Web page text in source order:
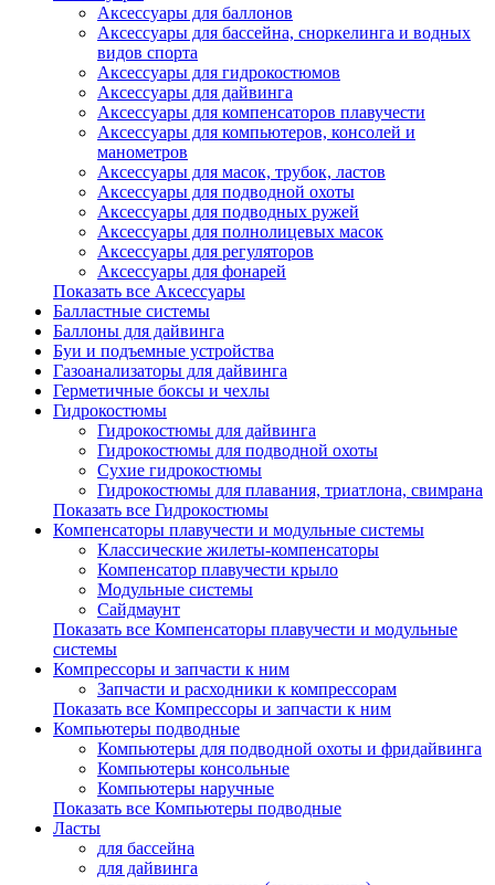
Аксессуары для баллонов
Аксессуары для бассейна, сноркелинга и водных
видов спорта
Аксессуары для гидрокостюмов
Аксессуары для дайвинга
Аксессуары для компенсаторов плавучести
Аксессуары для компьютеров, консолей и
манометров
Аксессуары для масок, трубок, ластов
Аксессуары для подводной охоты
Аксессуары для подводных ружей
Аксессуары для полнолицевых масок
Аксессуары для регуляторов
Аксессуары для фонарей
Показать все Аксессуары
Балластные системы
Баллоны для дайвинга
Буи и подъемные устройства
Газоанализаторы для дайвинга
Герметичные боксы и чехлы
Гидрокостюмы
Гидрокостюмы для дайвинга
Гидрокостюмы для подводной охоты
Сухие гидрокостюмы
Гидрокостюмы для плавания, триатлона, свимрана
Показать все Гидрокостюмы
Компенсаторы плавучести и модульные системы
Классические жилеты-компенсаторы
Компенсатор плавучести крыло
Модульные системы
Сайдмаунт
Показать все Компенсаторы плавучести и модульные
системы
Компрессоры и запчасти к ним
Запчасти и расходники к компрессорам
Показать все Компрессоры и запчасти к ним
Компьютеры подводные
Компьютеры для подводной охоты и фридайвинга
Компьютеры консольные
Компьютеры наручные
Показать все Компьютеры подводные
Ласты
для бассейна
для дайвинга